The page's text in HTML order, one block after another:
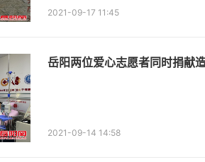
2021-09-17 11:45
岳阳两位爱心志愿者同时捐献
2021-09-14 14:58